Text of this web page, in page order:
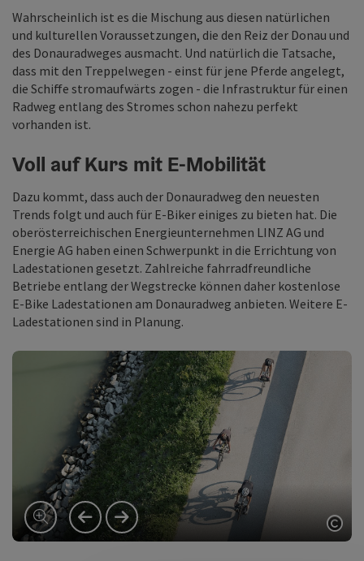
Wahrscheinlich ist es die Mischung aus diesen natürlichen
und kulturellen Voraussetzungen, die den Reiz der Donau und
des Donauradweges ausmacht. Und natürlich die Tatsache,
dass mit den Treppelwegen - einst für jene Pferde angelegt,
die Schiffe stromaufwärts zogen - die Infrastruktur für einen
Radweg entlang des Stromes schon nahezu perfekt
vorhanden ist.
Voll auf Kurs mit E-Mobilität
Dazu kommt, dass auch der Donauradweg den neuesten
Trends folgt und auch für E-Biker einiges zu bieten hat. Die
oberösterreichischen Energieunternehmen LINZ AG und
Energie AG haben einen Schwerpunkt in die Errichtung von
Ladestationen gesetzt. Zahlreiche fahrradfreundliche
Betriebe entlang der Wegstrecke können daher kostenlose
E-Bike Ladestationen am Donauradweg anbieten. Weitere E-
Ladestationen sind in Planung.
vorheriges Element
nächstes Element